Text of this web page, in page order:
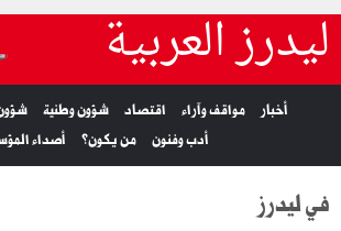
ليدرز العربية
أخبار مواقف وآراء اقتصاد شؤون وطنية
أدب وفنون
من يكون؟ أصداء
في ليدرز